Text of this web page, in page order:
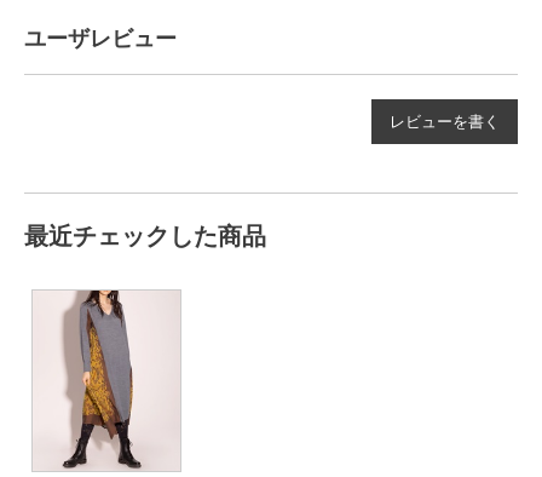
ユーザレビュー
レビューを書く
最近チェックした商品